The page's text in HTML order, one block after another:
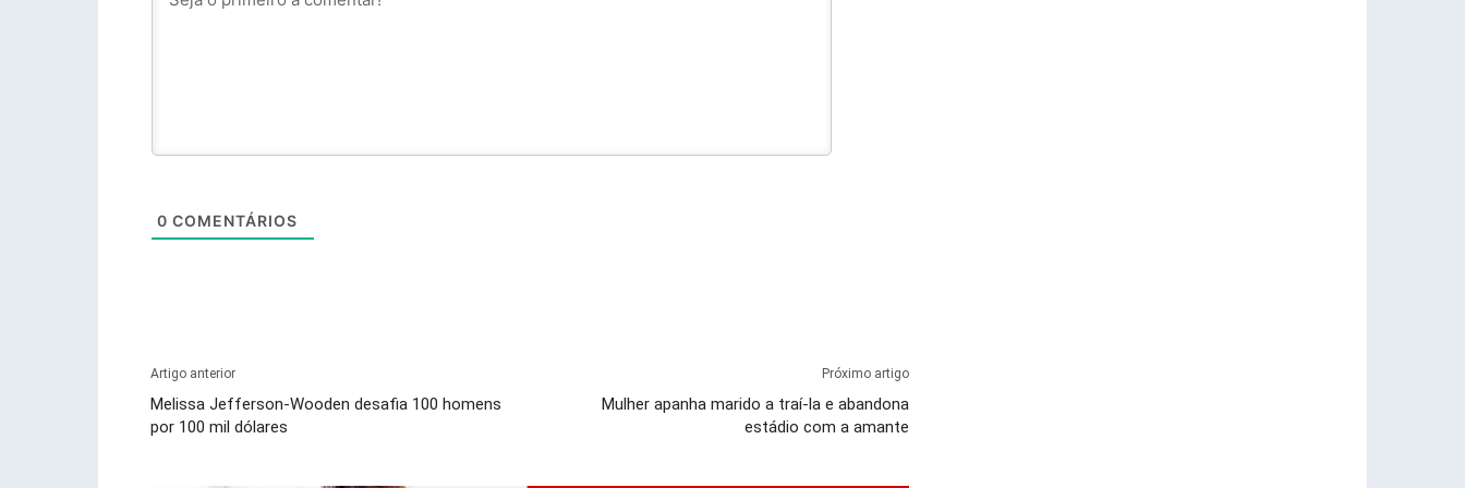
0 COMENTÁRIOS
Artigo anterior
Melissa Jefferson-Wooden desafia 100 homens
por 100 mil dólares
Próximo artigo
Mulher apanha marido a traí-la e abandona
estádio com a amante